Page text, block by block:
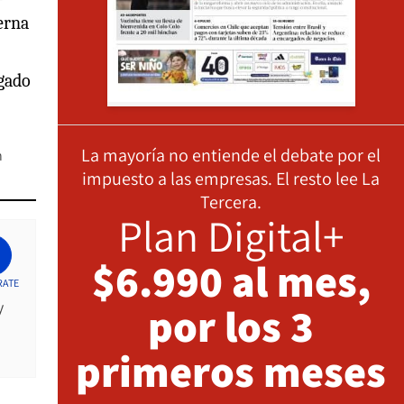
La mayoría no entiende el debate por el
impuesto a las empresas. El resto lee La
Tercera.
Plan Digital+
$6.990 al mes,
por los 3
primeros meses